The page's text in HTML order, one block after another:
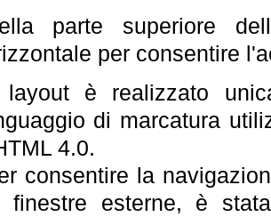
parte superiore
per consentire
è realizzato
di marcatura
4.0.
consentire la
finestre esterne, è